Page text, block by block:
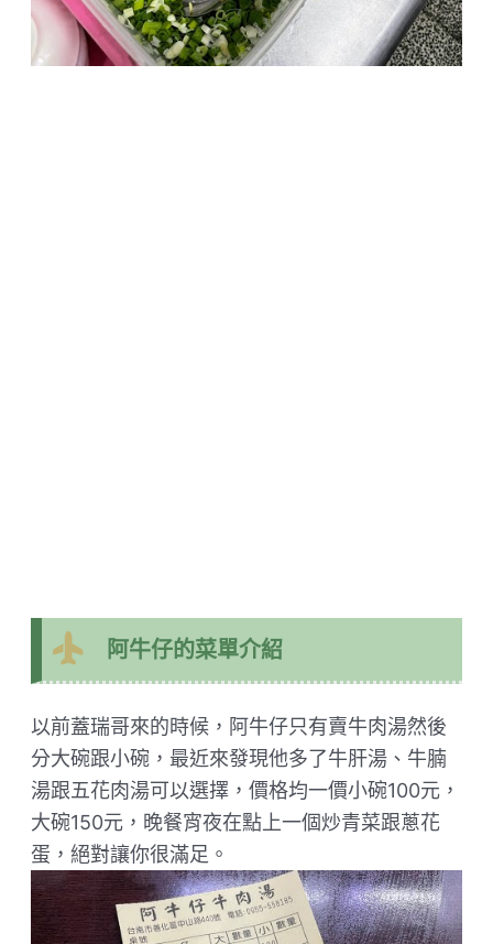
阿牛仔的菜單介紹
以前蓋瑞哥來的時候，阿牛仔只有賣牛肉湯然後
分大碗跟小碗，最近來發現他多了牛肝湯、牛腩
湯跟五花肉湯可以選擇，價格均一價小碗100元，
大碗150元，晚餐宵夜在點上一個炒青菜跟蔥花
蛋，絕對讓你很滿足。